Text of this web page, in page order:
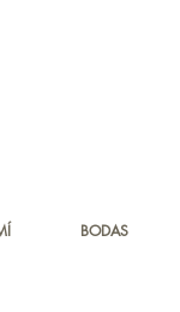
BODAS